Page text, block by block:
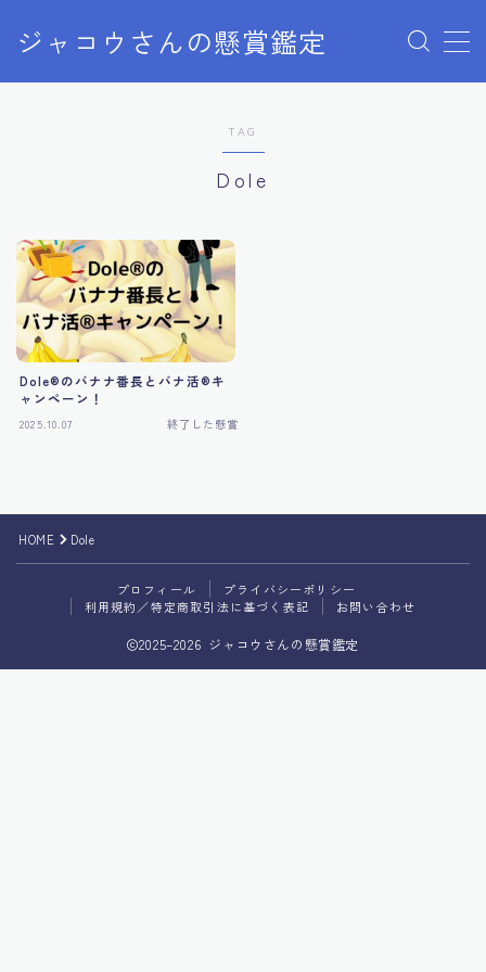
ジャコウさんの懸賞鑑定
MENU
クローズドキャンペーン
ユニバ懸賞
商品購入
当選報告
プライバシーポリシー
利用規約／特定商取引法に基づく表記
TAG
Dole
Dole®︎のバナナ番長とバナ活®︎キ
ャンペーン！
2025.10.07 終了した懸賞
HOME Dole
プロフィール
プライバシーポリシー
利用規約／特定商取引法に基づく表記
お問い合わせ
2025–2026 ジャコウさんの懸賞鑑定